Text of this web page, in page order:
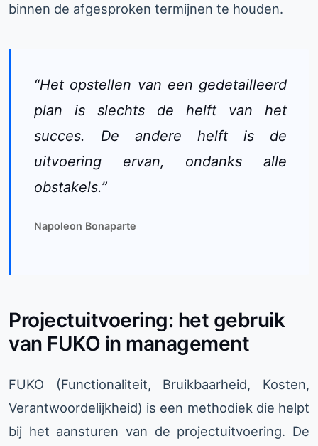
binnen de afgesproken termijnen te houden.
“Het opstellen van een gedetailleerd
plan is slechts de helft van het
succes. De andere helft is de
uitvoering ervan, ondanks alle
obstakels.”
Napoleon Bonaparte
Projectuitvoering: het gebruik
van FUKO in management
FUKO (Functionaliteit, Bruikbaarheid, Kosten,
Verantwoordelijkheid) is een methodiek die helpt
bij het aansturen van de projectuitvoering. De